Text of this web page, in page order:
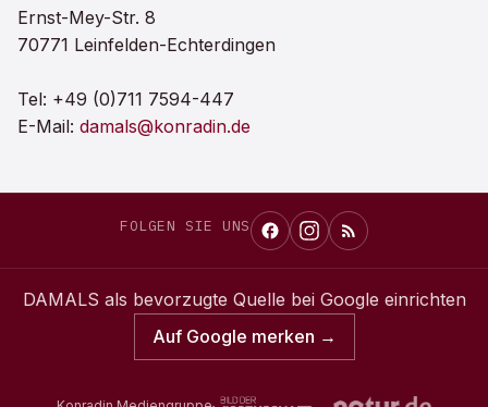
Ernst-Mey-Str. 8
70771 Leinfelden-Echterdingen
Tel: +49 (0)711 7594-447
E-Mail: damals@konradin.de
FOLGEN SIE UNS
DAMALS als bevorzugte Quelle bei Google einrichten
Auf Google merken →